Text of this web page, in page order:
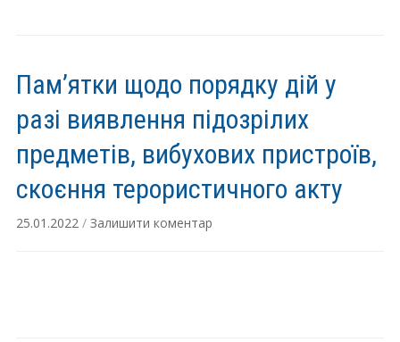
Пам’ятки щодо порядку дій у
разі виявлення підозрілих
предметів, вибухових пристроїв,
скоєння терористичного акту
25.01.2022 / Залишити коментар